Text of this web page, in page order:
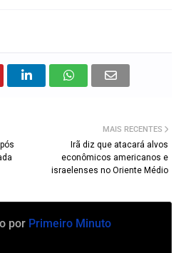
MAIS RECENTES
Irã diz que atacará alvos
econômicos americanos e
israelenses no Oriente Médio
por Primeiro Minuto